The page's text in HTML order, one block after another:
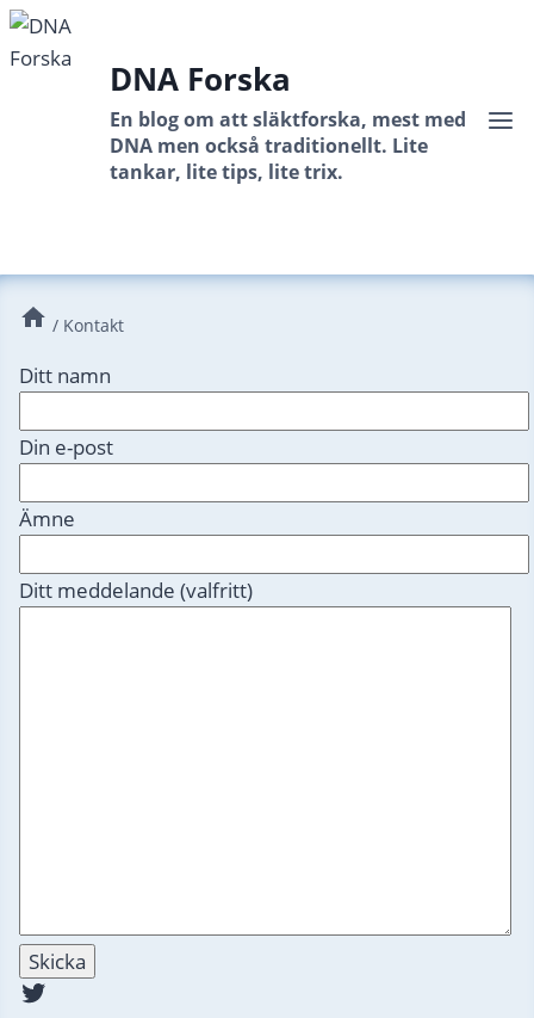
Skip
to
DNA Forska
En blog om att släktforska, mest med
DNA men också traditionellt. Lite
tankar, lite tips, lite trix.
/ Kontakt
Ditt namn
Din e-post
Ämne
Ditt meddelande (valfritt)
Twitter